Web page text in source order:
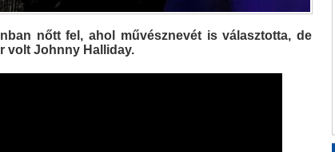
nőtt fel, ahol művésznevét is választotta, de
volt Johnny Halliday.